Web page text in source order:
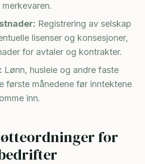
Registrering av selskap
lisenser og konsesjoner,
for avtaler og kontrakter.
Lønn, husleie og andre faste
første månedene før inntektene
inn.
for